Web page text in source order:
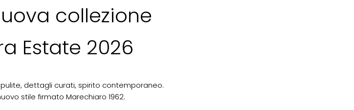
collezione
Estate 2026
dettagli curati, spirito contemporaneo.
stile firmato Marechiaro 1962.